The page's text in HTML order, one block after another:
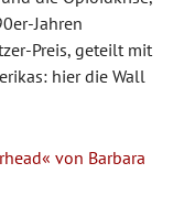
Jahren
Preis, geteilt mit
hier die Wall
von Barbara